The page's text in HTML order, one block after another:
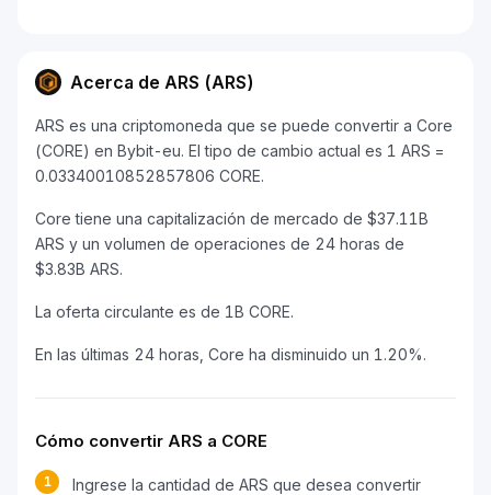
Acerca de ARS (ARS)
ARS es una criptomoneda que se puede convertir a Core
(CORE) en Bybit-eu. El tipo de cambio actual es 1 ARS =
0.03340010852857806 CORE.
Core tiene una capitalización de mercado de $37.11B
ARS y un volumen de operaciones de 24 horas de
$3.83B ARS.
La oferta circulante es de 1B CORE.
En las últimas 24 horas, Core ha disminuido un 1.20%.
Cómo convertir ARS a CORE
1 Ingrese la cantidad de ARS que desea convertir